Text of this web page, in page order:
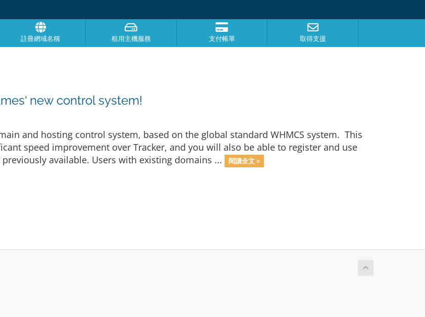
註冊網域名稱 租用主機服務 支付帳單 取得支援
new control system!
and hosting control system, based on the global standard WHMCS system. This
speed improvement over Tracker, and you will also be able to register and use
available. Users with existing domains ...
閱讀全文 »